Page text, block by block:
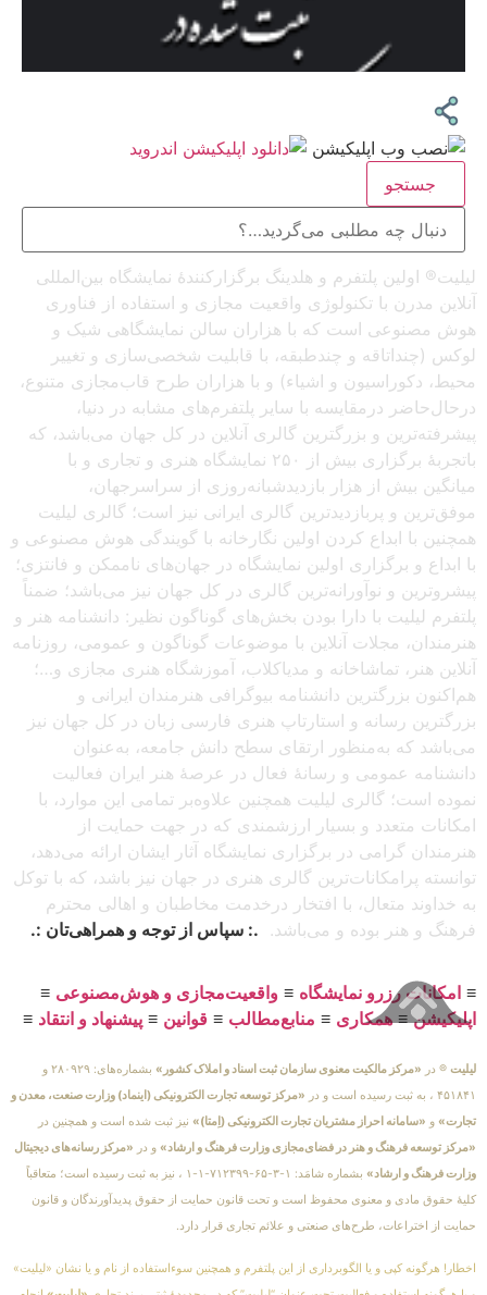
جستجو
لیلیت® اولین پلتفرم و هلدینگ برگزارکنندهٔ نمایشگاه بین‌المللی
آنلاین مدرن با تکنولوژی واقعیت مجازی و استفاده از فناوری
هوش مصنوعی است که با هزاران سالن نمایشگاهی شیک و
لوکس (چنداتاقه و چندطبقه، با قابلیت شخصی‌سازی و تغییر
محیط، دکوراسیون و اشیاء) و با هزاران طرح قاب‌مجازی متنوع،
درحال‌حاضر درمقایسه با سایر پلتفرم‌های مشابه در دنیا،
پیشرفته‌ترین و بزرگترین گالری آنلاین در کل جهان می‌باشد، که
باتجربهٔ برگزاری بیش از ۲۵۰ نمایشگاه هنری و تجاری و با
میانگین بیش از هزار بازدیدشبانه‌روزی از سراسرجهان،
موفق‌ترین و پربازدیدترین گالری ایرانی نیز است؛ گالری لیلیت
همچنین با ابداع کردن اولین نگارخانه با گویندگی هوش مصنوعی و
با ابداع و برگزاری اولین نمایشگاه در جهان‌های ناممکن و فانتزی؛
پیشروترین و نوآورانه‌ترین گالری در کل جهان نیز می‌باشد؛ ضمناً
پلتفرم لیلیت با دارا بودن بخش‌های گوناگون نظیر: دانشنامه هنر و
هنرمندان، مجلات آنلاین با موضوعات گوناگون و عمومی، روزنامه
آنلاین هنر، تماشاخانه و مدیاکلاب، آموزشگاه هنری مجازی و…؛
هم‌اکنون بزرگترین دانشنامه بیوگرافی هنرمندان ایرانی و
بزرگترین رسانه و استارتاپ هنری فارسی زبان در کل جهان نیز
می‌باشد که به‌منظور ارتقای سطح دانش جامعه، به‌عنوان
دانشنامه عمومی و رسانهٔ فعال در عرصهٔ هنر ایران فعالیت
نموده است؛ گالری لیلیت همچنین علاوه‌بر تمامی این موارد، با
امکانات متعدد و بسیار ارزشمندی که در جهت حمایت از
هنرمندان گرامی در برگزاری نمایشگاه آثار ایشان ارائه می‌دهد،
توانسته پرامکانات‌ترین گالری هنری در جهان نیز باشد، که با توکل
به خداوند متعال، با افتخار درخدمت مخاطبان و اهالی محترم
فرهنگ و هنر بوده و می‌باشد. .: سپاس از توجه و همراهی‌تان :.
≡ امکانات رزرو نمایشگاه ≡ واقعیت‌مجازی و هوش‌مصنوعی ≡
اپلیکیشن≡همکاری ≡ منابع‌مطالب ≡ قوانین ≡ پیشنهاد و انتقاد ≡
لیلیت ® در «مرکز مالکیت معنوی سازمان ثبت اسناد و املاک کشور»
بشماره‌های: ۲۸۰۹۲۹ و
۴۵۱۸۴۱ ، به ثبت رسیده است و در
«مرکز توسعه تجارت الکترونیکی (اینماد) وزارت صنعت، معدن و
تجارت» و «سامانه احراز مشتریان تجارت الکترونیکی (اِمتا)» نیز ثبت شده است و همچنین در
«مرکز توسعه فرهنگ و هنر در فضای‌مجازی وزارت فرهنگ و ارشاد» و در «مرکز رسانه‌های دیجیتال
وزارت فرهنگ و ارشاد»
بشماره شامَد: ۱-۳-۶۵-۷۱۲۳۹۹-۱-۱ ، نیز به ثبت رسیده است؛ متعاقباً
کلیهٔ حقوق مادی و معنوی محفوظ است و تحت قانون حمایت از حقوق پدیدآورندگان و قانون
حمایت از اختراعات، طرح‌های صنعتی و علائم تجاری قرار دارد.
اخطار! هرگونه کپی و یا الگوبرداری از این پلتفرم و همچنین سوءاستفاده از نام و یا نشان «لیلیت»